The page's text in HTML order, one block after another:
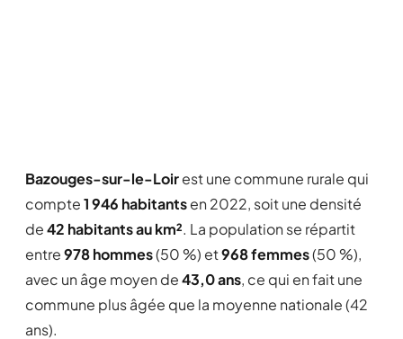
Bazouges-sur-le-Loirest une commune rurale qui
compte1 946 habitantsen 2022, soit une densité
de42 habitants au km². La population se répartit
entre978 hommes(50 %) et968 femmes(50 %),
avec un âge moyen de43,0 ans, ce qui en fait une
commune plus âgée que la moyenne nationale (42
ans).